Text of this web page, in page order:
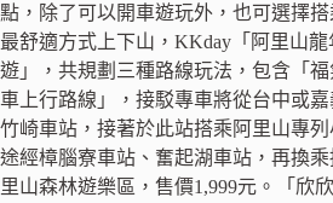
點，除了可以開車遊玩外，也可選擇
最舒適方式上下山，KKday「阿里山龍
遊」，共規劃三種路線玩法，包含「
車上行路線」，接駁專車將從台中或
竹崎車站，接著於此站搭乘阿里山專
途經樟腦寮車站、奮起湖車站，再換
里山森林遊樂區，售價1,999元。「欣